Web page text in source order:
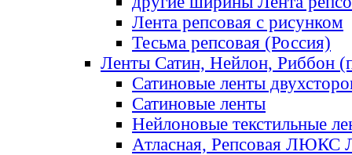
Лента репсовая с рисунком
Тесьма репсовая (Россия)
Ленты Сатин, Нейлон, Риббон
Сатиновые ленты
Сатиновые ленты
Нейлоновые текстильные
Атласная, Репсовая ЛЮКС